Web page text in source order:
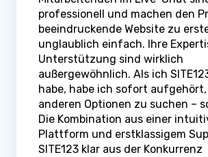
professionell und machen den
beeindruckende Website zu
unglaublich einfach. Ihre
Unterstützung sind wirklich
außergewöhnlich. Als ich
habe, habe ich sofort
anderen Optionen zu suchen –
Die Kombination aus einer
Plattform und erstklassigem
SITE123 klar aus der Konkurrenz